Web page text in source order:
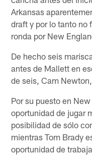
Arkansas
draft y por lo tanto no
ronda por New
De hecho seis
antes de Mallett en
de seis, Cam
Por su puesto en
oportunidad de jugar
posibilidad de sólo
mientras Tom Brady
oportunidad de